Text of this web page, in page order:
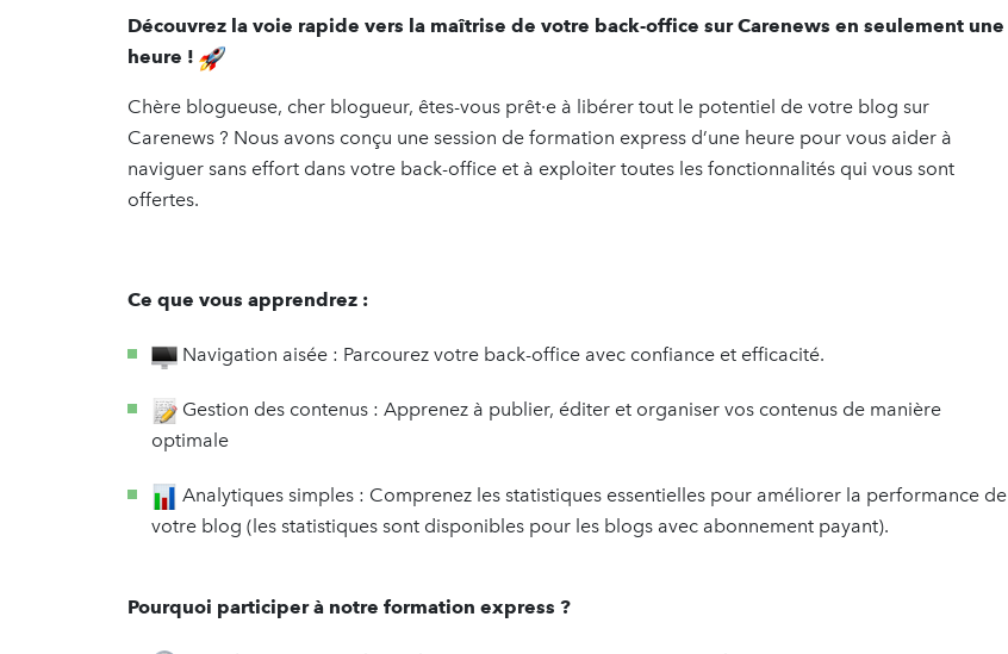
Découvrez la voie rapide vers la maîtrise de votre back-office sur Carenews en seulement une
heure !
Chère blogueuse, cher blogueur, êtes-vous prêt·e à libérer tout le potentiel de votre blog sur
Carenews ? Nous avons conçu une session de formation express d’une heure pour vous aider à
naviguer sans effort dans votre back-office et à exploiter toutes les fonctionnalités qui vous sont
offertes.
Ce que vous apprendrez :
Navigation aisée : Parcourez votre back-office avec confiance et efficacité.
Gestion des contenus : Apprenez à publier, éditer et organiser vos contenus de manière
optimale
Analytiques simples : Comprenez les statistiques essentielles pour améliorer la performance de
votre blog (les statistiques sont disponibles pour les blogs avec abonnement payant).
Pourquoi participer à notre formation express ?